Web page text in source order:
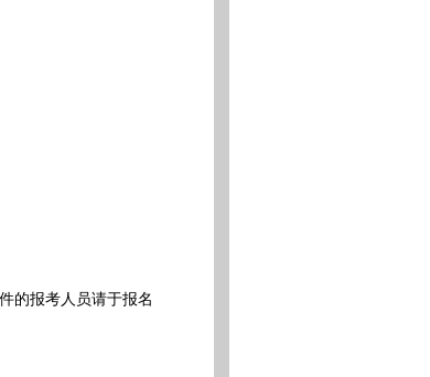
的报考人员请于报名